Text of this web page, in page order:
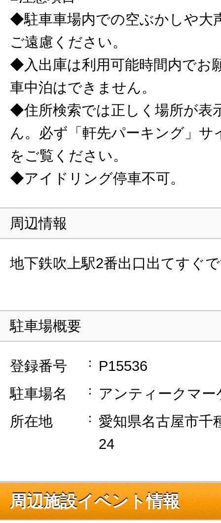
◆駐車車場内での空ぶかしや大
ご遠慮ください。
◆入出庫は利用可能時間内でお
車中泊はできません。
◆住所検索では正しく場所が表
ん。必ず「軒先パーキング」サ
をご覧ください。
◆アイドリング停車不可。
周辺情報
地下鉄吹上駅2番出口出てすぐ
駐車場概要
登録番号
P15536
駐車場名
アンティークマー
所在地
愛知県名古屋市千
24
周辺施設イベント情報